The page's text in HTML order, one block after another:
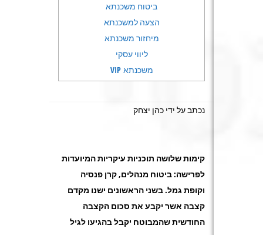
ביטוח משכנתא
הצעה למשכנתא
מיחזור משכנתא
ליווי עסקי
משכנתא VIP
נכתב על ידי כהן יצחק
קימות שלושה תוכניות עיקריות המיועדות
לפרישה: ביטוח מנהלים, קרן פנסיה
וקופת גמל. בשני הראשונים ישנו מקדם
קצבה אשר יקבע את סכום הקצבה
החודשית שהמבוטח יקבל בהגיעו לגיל